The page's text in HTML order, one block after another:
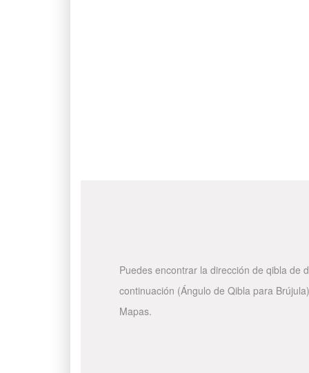
Puedes encontrar la dirección de qibla de
continuación (Ángulo de Qibla para
Mapas.